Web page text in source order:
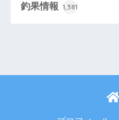
釣果情報 1,381